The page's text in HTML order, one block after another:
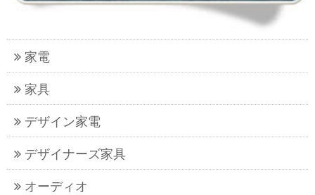
家電
家具
デザイン家電
デザイナーズ家具
オーディオ